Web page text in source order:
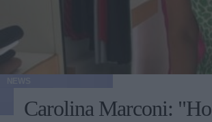
Carolina Marconi: "Ho